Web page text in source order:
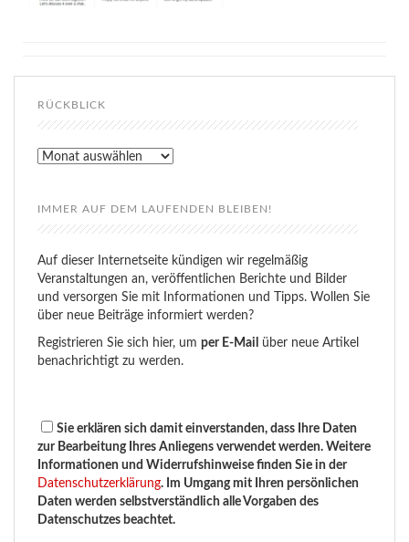
RÜCKBLICK
Rückblick
IMMER AUF DEM LAUFENDEN BLEIBEN!
Auf dieser Internetseite kündigen wir regelmäßig
Veranstaltungen an, veröffentlichen Berichte und Bilder
und versorgen Sie mit Informationen und Tipps. Wollen Sie
über neue Beiträge informiert werden?
Registrieren Sie sich hier, um per E-Mail
über neue Artikel
benachrichtigt zu werden.
Sie erklären sich damit einverstanden, dass Ihre Daten
zur Bearbeitung Ihres Anliegens verwendet werden. Weitere
Informationen und Widerrufshinweise finden Sie in der
Datenschutzerklärung. Im Umgang mit Ihren persönlichen
Daten werden selbstverständlich alle Vorgaben des
Datenschutzes beachtet.